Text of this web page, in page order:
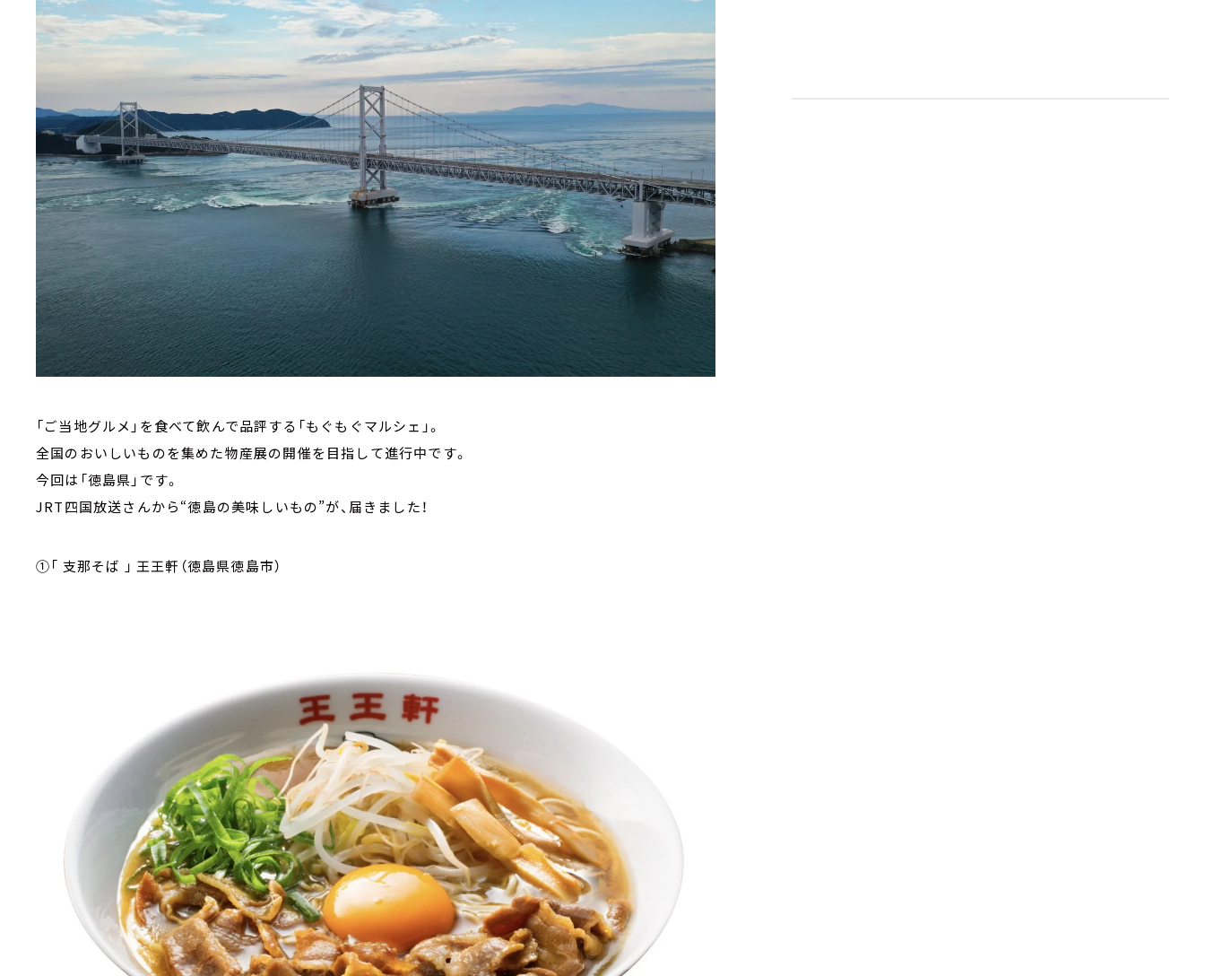
「ご当地グルメ」を食べて飲んで品評する「もぐもぐマルシェ」。
全国のおいしいものを集めた物産展の開催を目指して進行中です。
今回は「徳島県」です。
JRT四国放送さんから“徳島の美味しいもの”が、届きました！
①「 支那そば 」 王王軒（徳島県徳島市）